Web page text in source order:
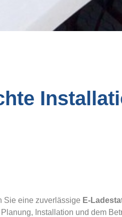
Sie eine zuverlässige E-
Planung, Installation und dem